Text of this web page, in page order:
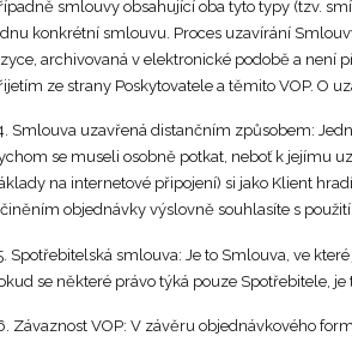
smlouvy obsahující oba tyto typy (tzv.
konkrétní smlouvu. Proces uzavírání
archivovaná v elektronické podobě a
ze strany Poskytovatele a těmito VOP. O
Smlouva uzavřená distančním způsobem:
se museli osobně potkat, neboť k jejímu
na internetové připojení) si jako Klient
objednávky výslovně souhlasíte s
Spotřebitelská smlouva: Je to Smlouva, ve
se některé právo týká pouze Spotřebitele,
Závaznost VOP: V závěru objednávkového